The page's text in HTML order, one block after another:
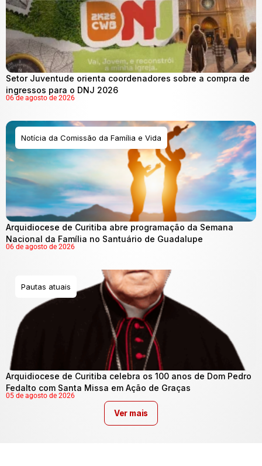
Setor Juventude orienta coordenadores sobre a compra de
ingressos para o DNJ 2026
06 de agosto de 2026
Notícia da Comissão da Família e Vida
Arquidiocese de Curitiba abre programação da Semana
Nacional da Família no Santuário de Guadalupe
06 de agosto de 2026
Pautas atuais
Arquidiocese de Curitiba celebra os 100 anos de Dom Pedro
Fedalto com Santa Missa em Ação de Graças
05 de agosto de 2026
Ver mais